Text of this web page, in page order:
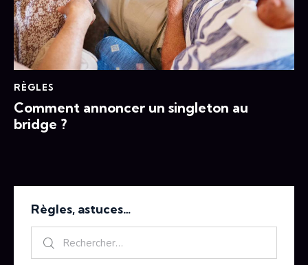
RÈGLES
Comment annoncer un singleton au
bridge ?
Règles, astuces…